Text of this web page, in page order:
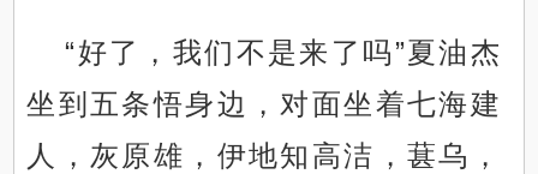
“好了，我们不是来了吗”夏油杰
坐到五条悟身边，对面坐着七海建
人，灰原雄，伊地知高洁，葚乌，